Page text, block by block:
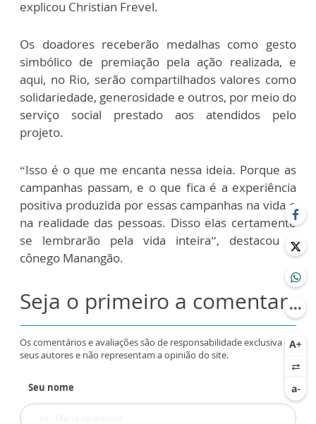
explicou Christian Frevel.
Os doadores receberão medalhas como gesto
simbólico de premiação pela ação realizada, e
aqui, no Rio, serão compartilhados valores como
solidariedade, generosidade e outros, por meio do
serviço social prestado aos atendidos pelo
projeto.
“Isso é o que me encanta nessa ideia. Porque as
campanhas passam, e o que fica é a experiência
positiva produzida por essas campanhas na vida e
na realidade das pessoas. Disso elas certamente
se lembrarão pela vida inteira”, destacou o
cônego Manangão.
Seja o primeiro a comentar
Os comentários e avaliações são de responsabilidade exclusiva de
seus autores e não representam a opinião do site.
Seu nome